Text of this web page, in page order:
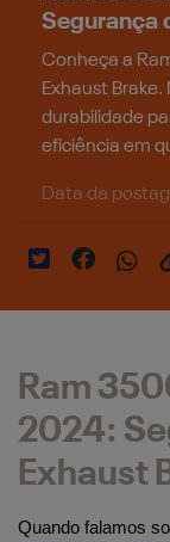
Segurança
Conheça a
Exhaust
durabilidade
eficiência em
Data da
Ram
2024:
Exhaust
Quando falamos